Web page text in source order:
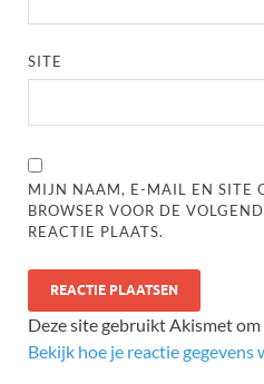
SITE
MIJN NAAM, E-MAIL EN SITE
BROWSER VOOR DE
REACTIE PLAATS.
Deze site gebruikt Akismet
Bekijk hoe je reactie